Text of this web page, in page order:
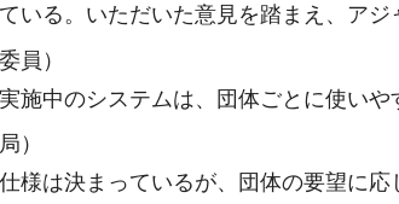
いる。いただいた意見を踏まえ、アジ
員）
施中のシステムは、団体ごとに使いや
）
様は決まっているが、団体の要望に応